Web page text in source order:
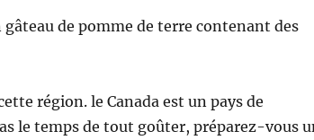
de pomme de terre contenant des
région. le Canada est un pays de
le temps de tout goûter, préparez-vous